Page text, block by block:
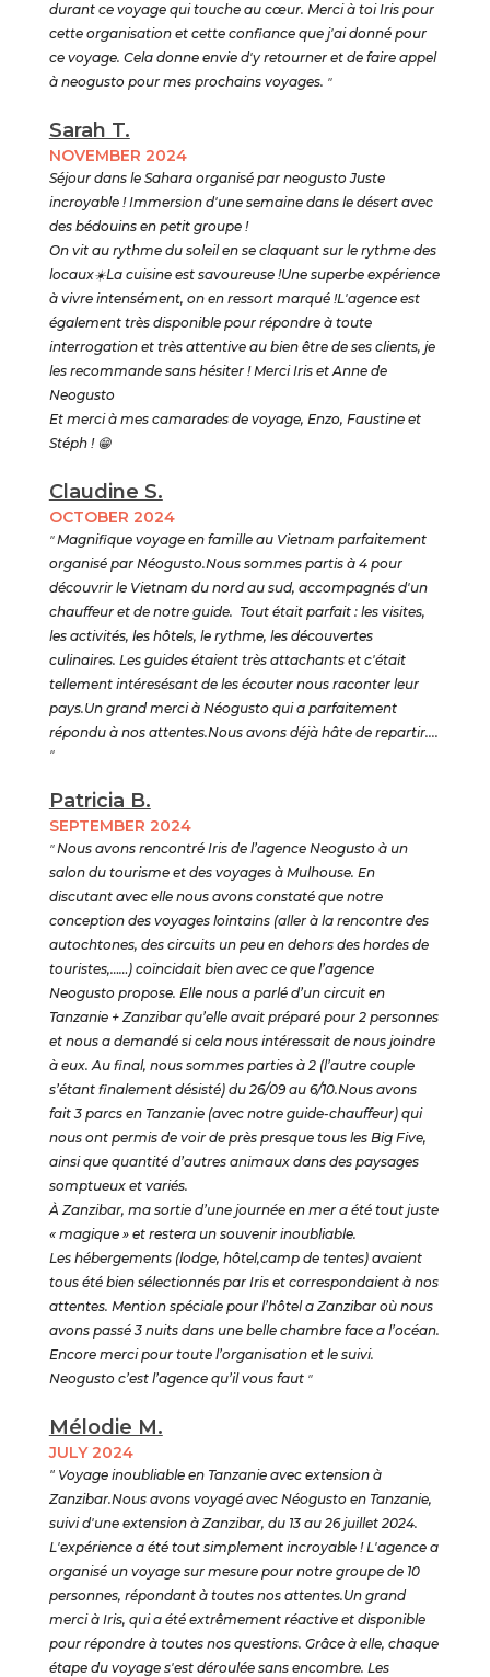
durant ce voyage qui touche au cœur. Merci à toi Iris pour
cette organisation et cette confiance que j'ai donné pour
ce voyage. Cela donne envie d'y retourner et de faire appel
à neogusto pour mes prochains voyages. "
Sarah T.
NOVEMBER 2024
Séjour dans le Sahara organisé par neogusto Juste
incroyable ! Immersion d'une semaine dans le désert avec
des bédouins en petit groupe !
On vit au rythme du soleil en se claquant sur le rythme des
locaux☀️La cuisine est savoureuse !Une superbe expérience
à vivre intensément, on en ressort marqué !L'agence est
également très disponible pour répondre à toute
interrogation et très attentive au bien être de ses clients, je
les recommande sans hésiter ! Merci Iris et Anne de
Neogusto
Et merci à mes camarades de voyage, Enzo, Faustine et
Stéph ! 😁
Claudine S.
OCTOBER 2024
"Magnifique voyage en famille au Vietnam parfaitement
organisé par Néogusto.Nous sommes partis à 4 pour
découvrir le Vietnam du nord au sud, accompagnés d'un
chauffeur et de notre guide. Tout était parfait : les visites,
les activités, les hôtels, le rythme, les découvertes
culinaires. Les guides étaient très attachants et c'était
tellement intéresésant de les écouter nous raconter leur
pays.Un grand merci à Néogusto qui a parfaitement
répondu à nos attentes.Nous avons déjà hâte de repartir....
"
Patricia B.
SEPTEMBER 2024
"Nous avons rencontré Iris de l’agence Neogusto à un
salon du tourisme et des voyages à Mulhouse. En
discutant avec elle nous avons constaté que notre
conception des voyages lointains (aller à la rencontre des
autochtones, des circuits un peu en dehors des hordes de
touristes,……) coïncidait bien avec ce que l’agence
Neogusto propose. Elle nous a parlé d’un circuit en
Tanzanie + Zanzibar qu’elle avait préparé pour 2 personnes
et nous a demandé si cela nous intéressait de nous joindre
à eux. Au final, nous sommes parties à 2 (l’autre couple
s’étant finalement désisté) du 26/09 au 6/10.Nous avons
fait 3 parcs en Tanzanie (avec notre guide-chauffeur) qui
nous ont permis de voir de près presque tous les Big Five,
ainsi que quantité d’autres animaux dans des paysages
somptueux et variés.
À Zanzibar, ma sortie d’une journée en mer a été tout juste
« magique » et restera un souvenir inoubliable.
Les hébergements (lodge, hôtel,camp de tentes) avaient
tous été bien sélectionnés par Iris et correspondaient à nos
attentes. Mention spéciale pour l’hôtel a Zanzibar où nous
avons passé 3 nuits dans une belle chambre face a l’océan.
Encore merci pour toute l’organisation et le suivi.
Neogusto c’est l’agence qu’il vous faut "
Mélodie M.
JULY 2024
" Voyage inoubliable en Tanzanie avec extension à
Zanzibar.Nous avons voyagé avec Néogusto en Tanzanie,
suivi d'une extension à Zanzibar, du 13 au 26 juillet 2024.
L'expérience a été tout simplement incroyable ! L'agence a
organisé un voyage sur mesure pour notre groupe de 10
personnes, répondant à toutes nos attentes.Un grand
merci à Iris, qui a été extrêmement réactive et disponible
pour répondre à toutes nos questions. Grâce à elle, chaque
étape du voyage s'est déroulée sans encombre. Les